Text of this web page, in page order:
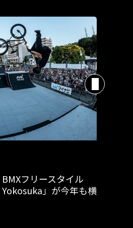
フリースタイル
Yokosuka」が今年も横